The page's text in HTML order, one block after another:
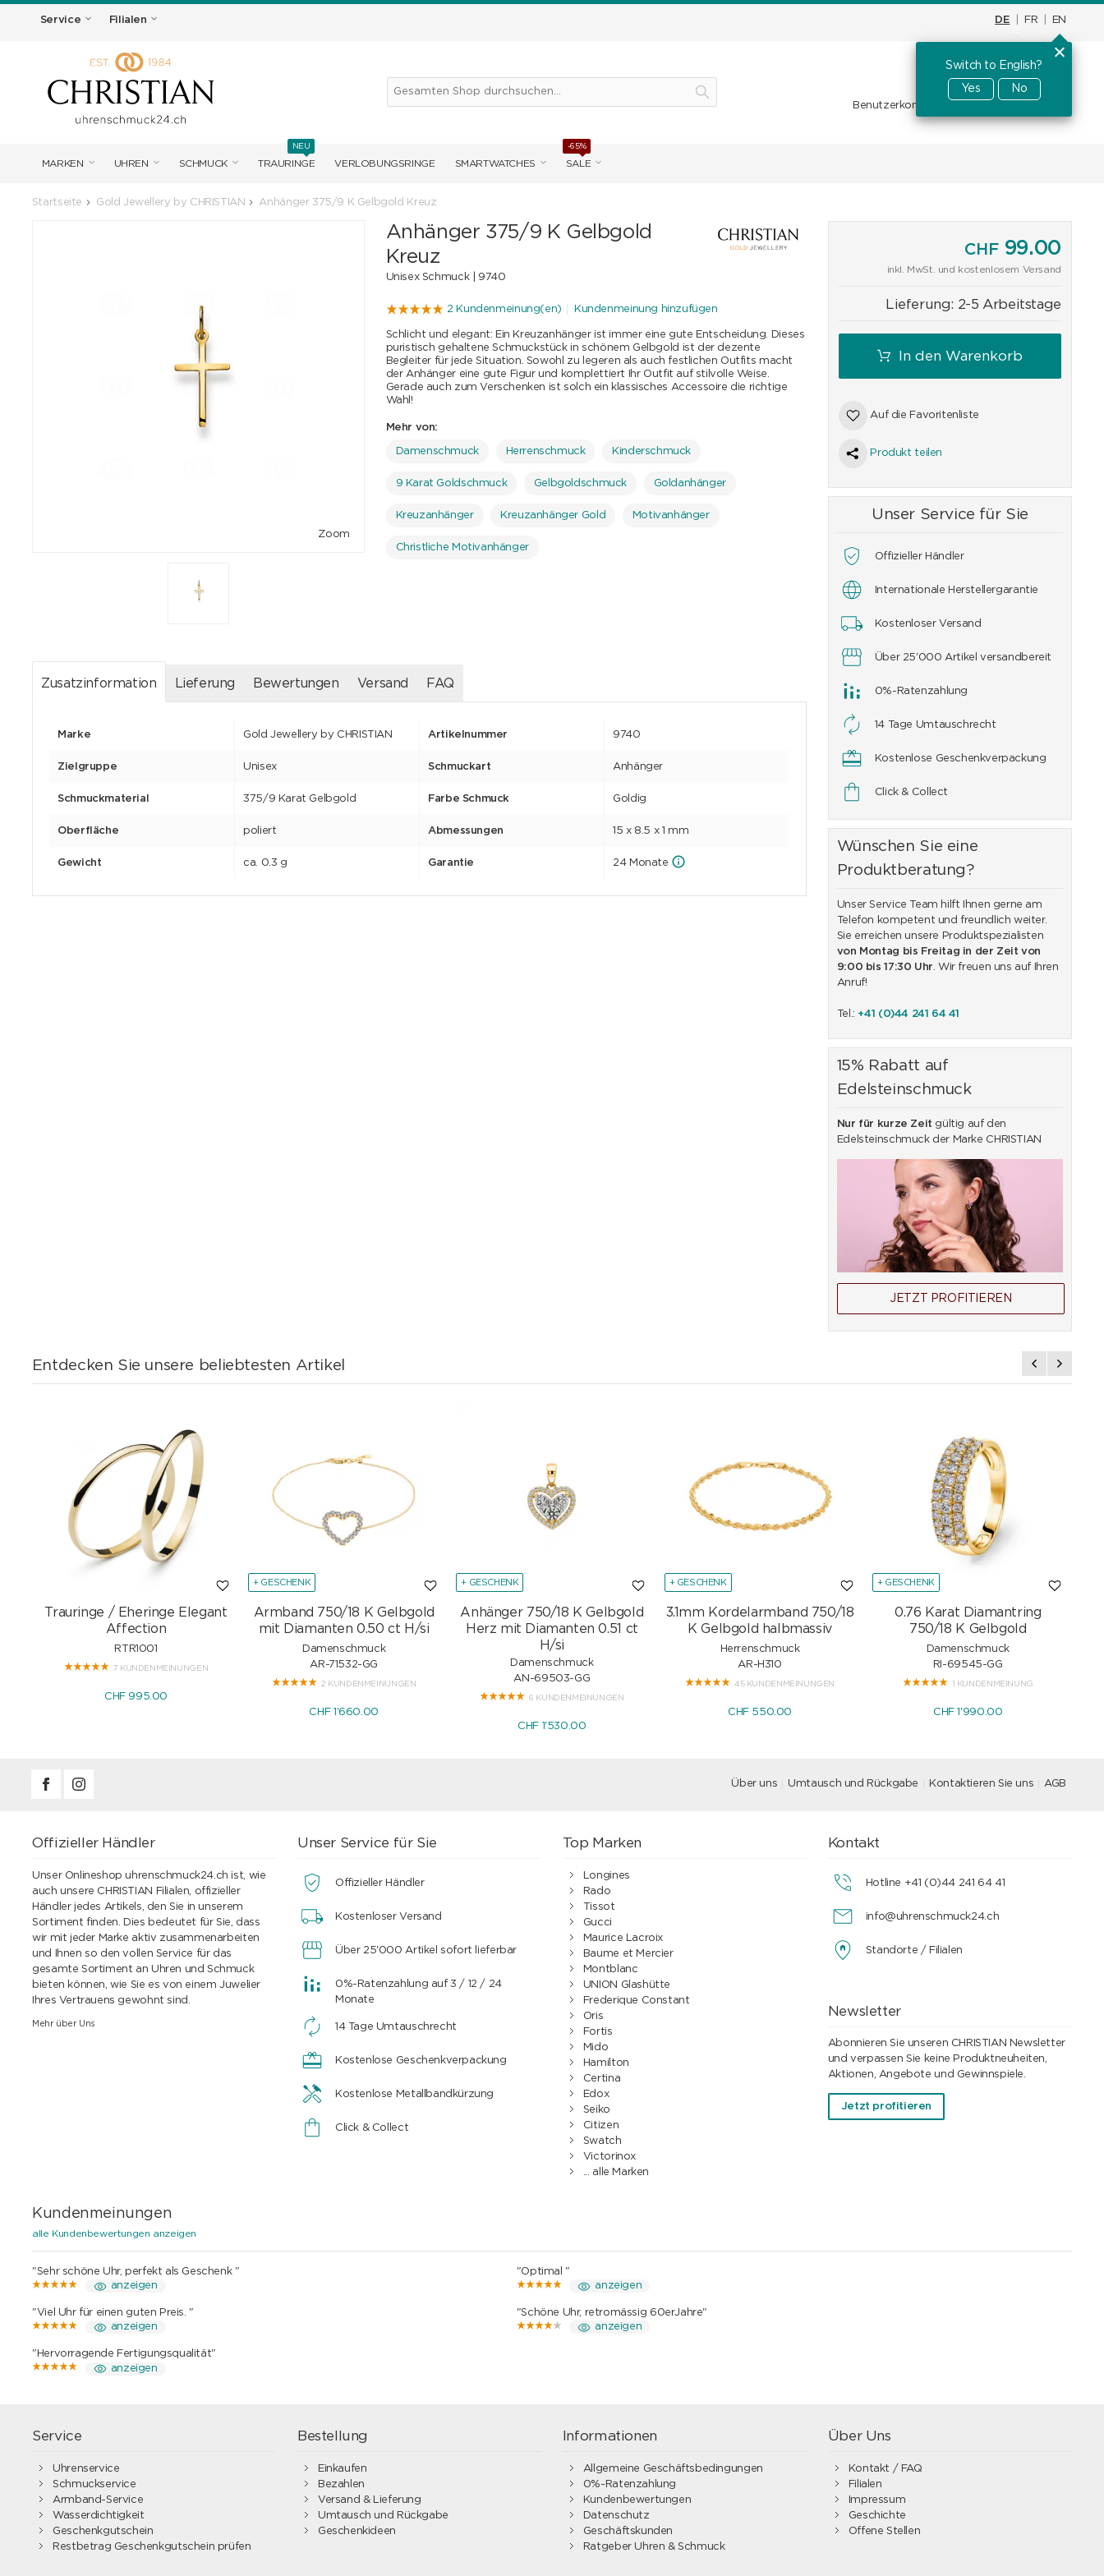
Service Filialen DE FR EN
Switch to English?
Yes
No
Warenkorb CHF0.00
Benutzerkonto
MARKEN UHREN SCHMUCK TRAURINGE
NEU
VERLOBUNGSRINGE SMARTWATCHES SALE
-65%
Startseite Gold Jewellery by CHRISTIAN Anhänger 375/9 K Gelbgold Kreuz
Zoom
Anhänger 375/9 K Gelbgold
Kreuz
Unisex Schmuck | 9740
2 Kundenmeinung(en) Kundenmeinung hinzufügen
Schlicht und elegant: Ein Kreuzanhänger ist immer eine gute Entscheidung. Dieses
puristisch gehaltene Schmuckstück in schönem Gelbgold ist der dezente
Begleiter für jede Situation. Sowohl zu legeren als auch festlichen Outfits macht
der Anhänger eine gute Figur und komplettiert Ihr Outfit auf stilvolle Weise.
Gerade auch zum Verschenken ist solch ein klassisches Accessoire die richtige
Wahl!
Mehr von:
Damenschmuck Herrenschmuck Kinderschmuck
9 Karat Goldschmuck Gelbgoldschmuck Goldanhänger
Kreuzanhänger Kreuzanhänger Gold Motivanhänger
Christliche Motivanhänger
CHF99.00
inkl. MwSt. und kostenlosem Versand
Lieferung: 2-5 Arbeitstage
In den Warenkorb
Auf die Favoritenliste
Produkt teilen
Unser Service für Sie
Offizieller Händler
Internationale Herstellergarantie
Kostenloser Versand
Über 25'000 Artikel versandbereit
0%-Ratenzahlung
14 Tage Umtauschrecht
Kostenlose Geschenkverpackung
Click & Collect
Wünschen Sie eine
Produktberatung?
Unser Service Team hilft Ihnen gerne am
Telefon kompetent und freundlich weiter.
Sie erreichen unsere Produktspezialisten
von Montag bis Freitag in der Zeit von
9:00 bis 17:30 Uhr. Wir freuen uns auf Ihren
Anruf!
Tel.: +41 (0)44 241 64 41
15% Rabatt auf
Edelsteinschmuck
Nur für kurze Zeit gültig auf den
Edelsteinschmuck der Marke CHRISTIAN
JETZT PROFITIEREN
Zusatzinformation Lieferung Bewertungen Versand FAQ
Marke Gold Jewellery by CHRISTIAN Artikelnummer 9740
Zielgruppe Unisex Schmuckart Anhänger
Schmuckmaterial 375/9 Karat Gelbgold Farbe Schmuck Goldig
Oberfläche poliert Abmessungen 15 x 8.5 x 1 mm
Gewicht ca. 0.3 g Garantie 24 Monate
Entdecken Sie unsere beliebtesten Artikel
Trauringe / Eheringe Elegant
Affection
RTR1001
7 KUNDENMEINUNGEN
CHF 995.00
+ GESCHENK
Armband 750/18 K Gelbgold
mit Diamanten 0.50 ct H/si
Damenschmuck
AR-71532-GG
2 KUNDENMEINUNGEN
CHF 1'660.00
+ GESCHENK
Anhänger 750/18 K Gelbgold
Herz mit Diamanten 0.51 ct
H/si
Damenschmuck
AN-69503-GG
6 KUNDENMEINUNGEN
CHF 1'530.00
+ GESCHENK
3.1mm Kordelarmband 750/18
K Gelbgold halbmassiv
Herrenschmuck
AR-H310
45 KUNDENMEINUNGEN
CHF 550.00
+ GESCHENK
0.76 Karat Diamantring
750/18 K Gelbgold
Damenschmuck
RI-69545-GG
1 KUNDENMEINUNG
CHF 1'990.00
Über uns Umtausch und Rückgabe Kontaktieren Sie uns AGB
Offizieller Händler
Unser Onlineshop uhrenschmuck24.ch ist, wie
auch unsere CHRISTIAN Filialen, offizieller
Händler jedes Artikels, den Sie in unserem
Sortiment finden. Dies bedeutet für Sie, dass
wir mit jeder Marke aktiv zusammenarbeiten
und Ihnen so den vollen Service für das
gesamte Sortiment an Uhren und Schmuck
bieten können, wie Sie es von einem Juwelier
Ihres Vertrauens gewohnt sind.
Mehr über Uns
Unser Service für Sie
Offizieller Händler
Kostenloser Versand
Über 25'000 Artikel sofort lieferbar
0%-Ratenzahlung auf 3 / 12 / 24
Monate
14 Tage Umtauschrecht
Kostenlose Geschenkverpackung
Kostenlose Metallbandkürzung
Click & Collect
Top Marken
Longines
Rado
Tissot
Gucci
Maurice Lacroix
Baume et Mercier
Montblanc
UNION Glashütte
Frederique Constant
Oris
Fortis
Mido
Hamilton
Certina
Edox
Seiko
Citizen
Swatch
Victorinox
... alle Marken
Kontakt
Hotline +41 (0)44 241 64 41
info@uhrenschmuck24.ch
Standorte / Filialen
Newsletter
Abonnieren Sie unseren CHRISTIAN Newsletter
und verpassen Sie keine Produktneuheiten,
Aktionen, Angebote und Gewinnspiele.
Jetzt profitieren
Kundenmeinungen
alle Kundenbewertungen anzeigen
"Sehr schöne Uhr, perfekt als Geschenk "
anzeigen
"Optimal "
anzeigen
"Viel Uhr für einen guten Preis. "
anzeigen
"Schöne Uhr, retromässig 60erJahre"
anzeigen
"Hervorragende Fertigungsqualität"
anzeigen
Service
Uhrenservice
Schmuckservice
Armband-Service
Wasserdichtigkeit
Geschenkgutschein
Restbetrag Geschenkgutschein prüfen
Bestellung
Einkaufen
Bezahlen
Versand & Lieferung
Umtausch und Rückgabe
Geschenkideen
Informationen
Allgemeine Geschäftsbedingungen
0%-Ratenzahlung
Kundenbewertungen
Datenschutz
Geschäftskunden
Ratgeber Uhren & Schmuck
Über Uns
Kontakt / FAQ
Filialen
Impressum
Geschichte
Offene Stellen